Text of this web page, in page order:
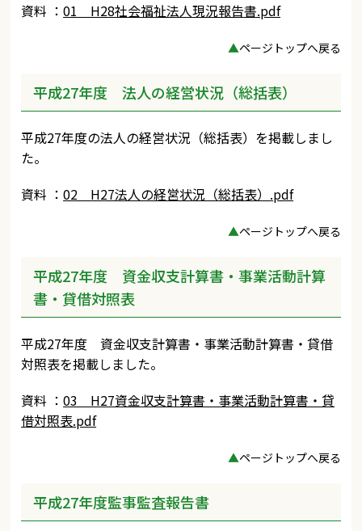
資料 ：01 H28社会福祉法人現況報告書.pdf
▲ページトップへ戻る
平成27年度 法人の経営状況（総括表）
平成27年度の法人の経営状況（総括表）を掲載しまし
た。
資料 ：02 H27法人の経営状況（総括表）.pdf
▲ページトップへ戻る
平成27年度 資金収支計算書・事業活動計算
書・貸借対照表
平成27年度 資金収支計算書・事業活動計算書・貸借
対照表を掲載しました。
資料 ：03 H27資金収支計算書・事業活動計算書・貸
借対照表.pdf
▲ページトップへ戻る
平成27年度監事監査報告書